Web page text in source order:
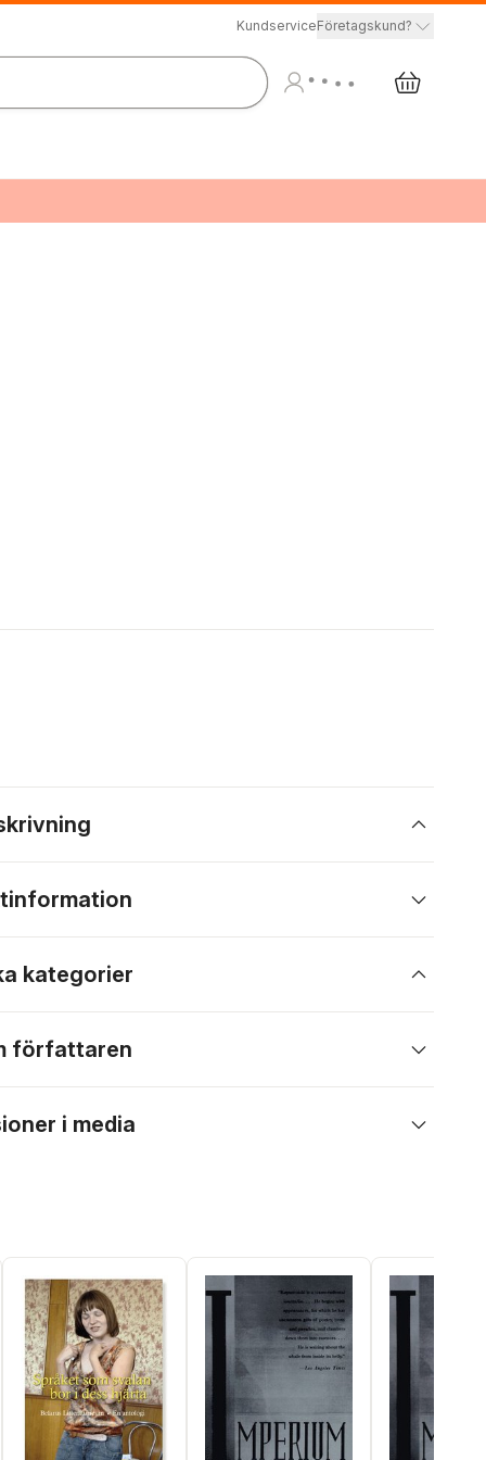
KundserviceFöretagskund?
kategorier
författaren
i media